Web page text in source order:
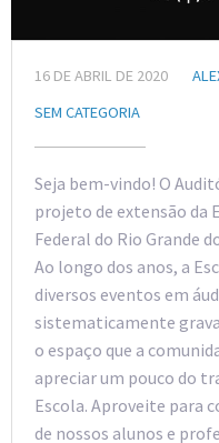
16 DE ABRIL DE 2020
SEM CATEGORIA
Seja bem-vindo! O
projeto de extensão da
Federal do Rio Grande
Ao longo dos anos, a
diversos eventos em
sistematicamente
o espaço que a
apreciar um pouco do
Escola. Aproveite para
de nossos alunos e